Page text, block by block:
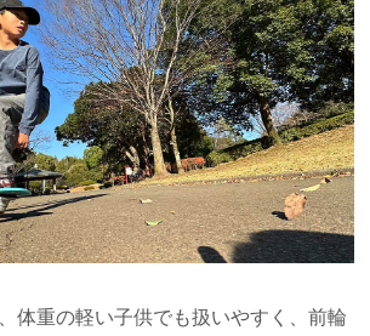
体重の軽い子供でも扱いやすく、前輪